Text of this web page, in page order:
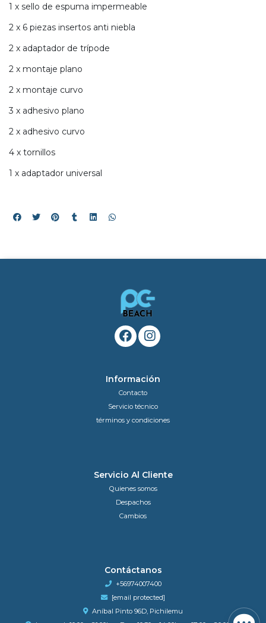
1 x sello de espuma impermeable
2 x 6 piezas insertos anti niebla
2 x adaptador de trípode
2 x montaje plano
2 x montaje curvo
3 x adhesivo plano
2 x adhesivo curvo
4 x tornillos
1 x adaptador universal
Información
Contacto
Servicio técnico
términos y condiciones
Servicio Al Cliente
Quienes somos
Despachos
Cambios
Contáctanos
+56974007400
[email protected]
Aníbal Pinto 96D, Pichilemu